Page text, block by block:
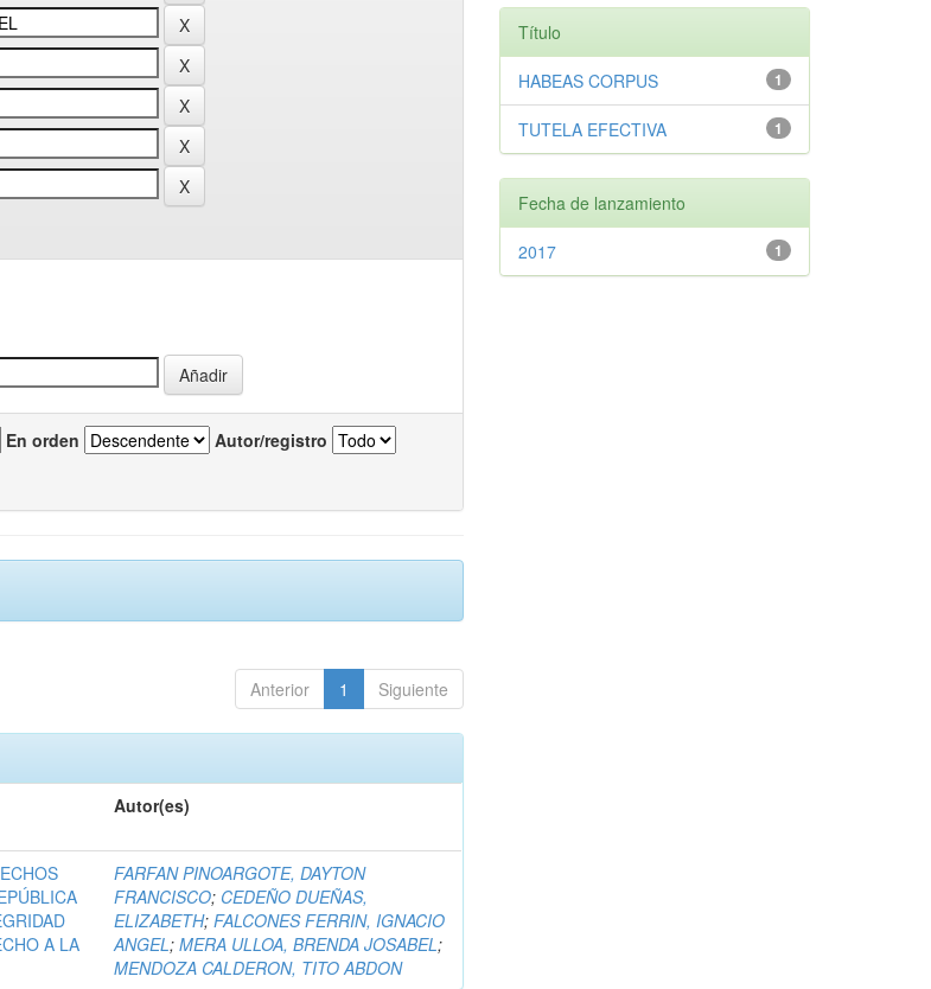
En orden Autor/registro
Anterior 1 Siguiente
Autor(es)
A LA
FARFAN PINOARGOTE, DAYTON
FRANCISCO; CEDEÑO DUEÑAS,
ELIZABETH;FALCONES FERRIN, IGNACIO
ANGEL;MERA ULLOA, BRENDA JOSABEL;
MENDOZA CALDERON, TITO ABDON
Título
1
HABEAS CORPUS
1
TUTELA EFECTIVA
Fecha de lanzamiento
1
2017